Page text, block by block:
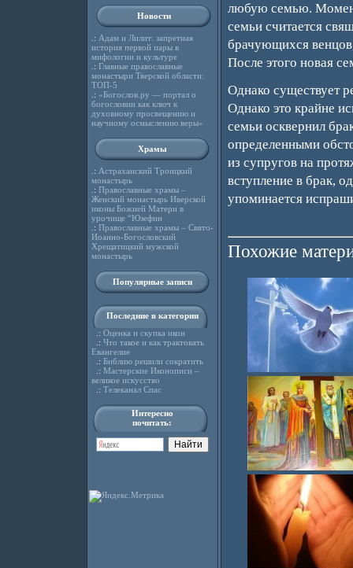
Новости
.: Адам и Лилит: запретная
история первой пары в
мифологии и культуре
.: Главные православные
монастыри Тверской области:
ТОП-5
.: «Богослов.ру — портал о
богословии как ключ к
духовному просвещению и
научному осмыслению веры»
Храмы
.: Астраханский Троицкий
монастырь
.: Православные храмы –
Женский монастырь Иверской
иконы Божией Матери в
урочище “Юзефин
.: Православные храмы – Свято-
Иоанно-Богословский
Хрещатицкий мужской
монастырь
Популярные записи
Последние в категории
.: Оценка и скупка икон
.: Что такое и как трактовать
Евангелие
.: Библию решили сократить
.: Мастерские Иконописи –
великое искусство
.: Телеканал Спас
Интересно
почитать:
любую семью.
семьи считается
брачующихся
После этого новая
Однако существует
Однако это крайне
семьи осквернил
определенными
из супругов на
вступление в брак,
упоминается
Похожие